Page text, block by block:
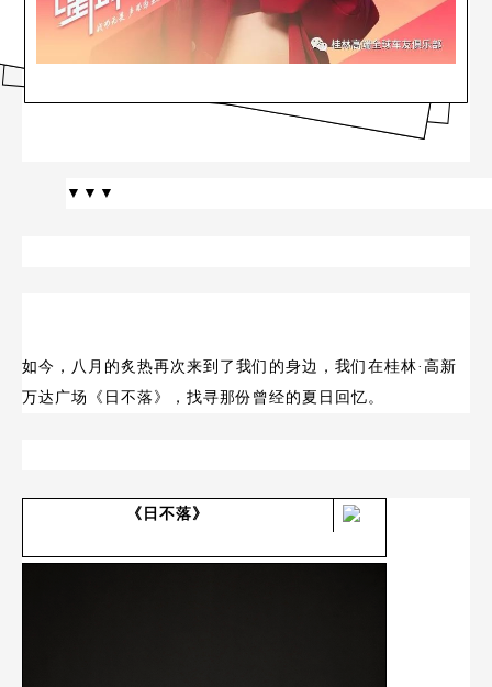
▼▼▼
如今，八月的炙热再次来到了我们的身边，我们在桂林·高新
万达广场《日不落》，找寻那份曾经的夏日回忆。
《日不落》